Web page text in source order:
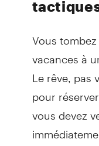
Vous
vacances à
Le rêve, pas
pour
vous devez